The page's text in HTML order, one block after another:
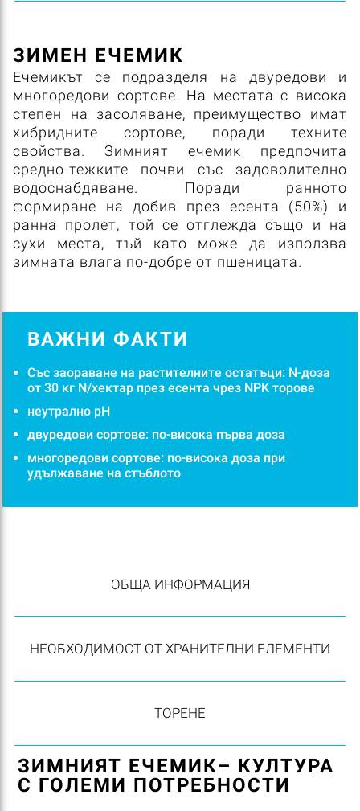
ЗИМЕН ЕЧЕМИК
Ечемикът се подразделя на двуредови и
многоредови сортове. На местата с висока
степен на засоляване, преимущество имат
хибридните сортове, поради техните
свойства. Зимният ечемик предпочита
средно-тежките почви със задоволително
водоснабдяване. Поради ранното
формиране на добив през есента (50%) и
ранна пролет, той се отглежда също и на
сухи места, тъй като може да използва
зимната влага по-добре от пшеницата.
ВАЖНИ ФАКТИ
Със заораване на растителните остатъци: N-доза
от 30 кг N/хектар през есента чрез NPK торове
неутрално pH
двуредови сортове: по-висока първа доза
многоредови сортове: по-висока доза при
удължаване на стъблото
ОБЩА ИНФОРМАЦИЯ
НЕОБХОДИМОСТ ОТ ХРАНИТЕЛНИ ЕЛЕМЕНТИ
ТОРЕНЕ
ЗИМНИЯТ ЕЧЕМИК– КУЛТУРА
С ГОЛЕМИ ПОТРЕБНОСТИ